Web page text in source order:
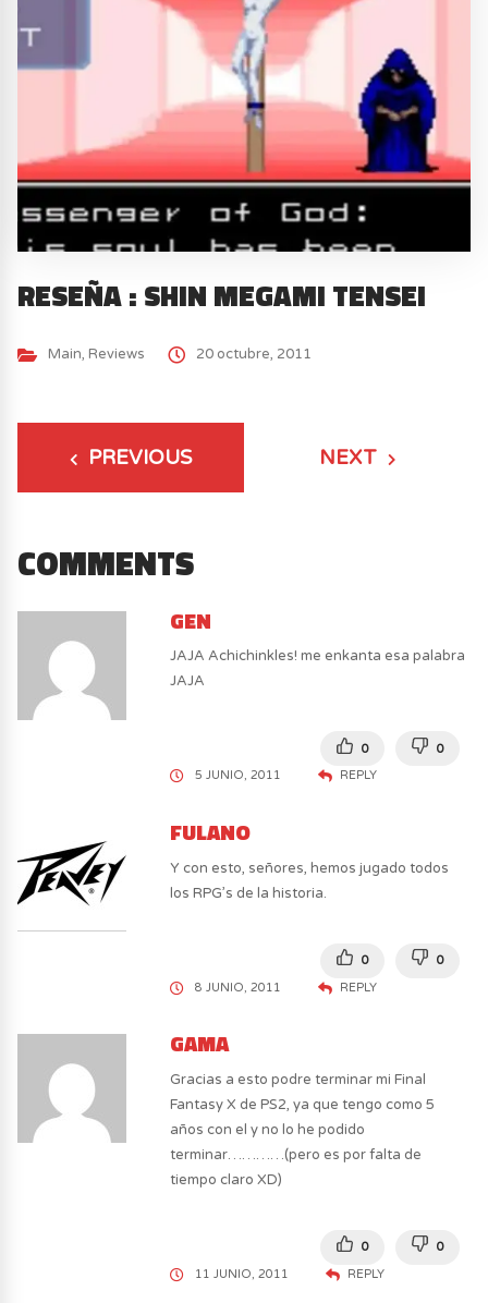
RESEÑA : SHIN MEGAMI TENSEI
Main, Reviews 20 octubre, 2011
PREVIOUS NEXT
COMMENTS
GEN
JAJA Achichinkles! me enkanta esa palabra
JAJA
0
0
5 JUNIO, 2011
REPLY
FULANO
Y con esto, señores, hemos jugado todos
los RPG’s de la historia.
0
0
8 JUNIO, 2011
REPLY
GAMA
Gracias a esto podre terminar mi Final
Fantasy X de PS2, ya que tengo como 5
años con el y no lo he podido
terminar…………(pero es por falta de
tiempo claro XD)
0
0
11 JUNIO, 2011
REPLY